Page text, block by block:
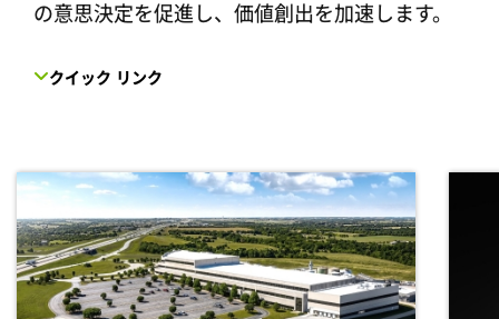
の意思決定を促進し、価値創出を加速します。
クイック リンク